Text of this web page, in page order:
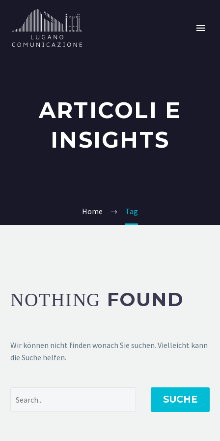
ARTICOLI E
INSIGHTS
Home Tag
NOTHING FOUND
Wir können nicht finden wonach Sie suchen. Vielleicht kann
die Suche helfen.
SUCHE